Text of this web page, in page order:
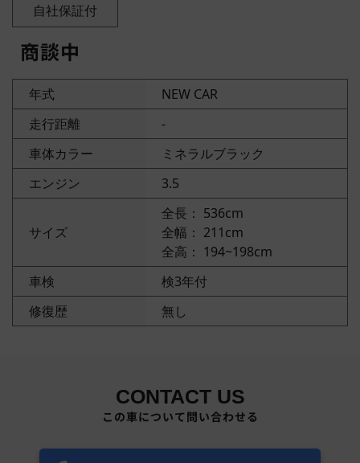
自社保証付
商談中
年式
NEW CAR
走行距離
-
車体カラー
ミネラルブラック
エンジン
3.5
サイズ
全長： 536cm
全幅： 211cm
全高： 194~198cm
車検
検3年付
修復歴
無し
CONTACT US
この車について問い合わせる